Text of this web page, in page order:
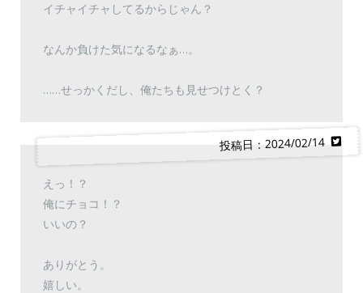
イチャイチャしてるからじゃん？
なんか負けた気になるなぁ…。
……せっかくだし、俺たちも見せつけとく？
投稿日：2024/02/14
えっ！？
俺にチョコ！？
いいの？
ありがとう。
嬉しい。